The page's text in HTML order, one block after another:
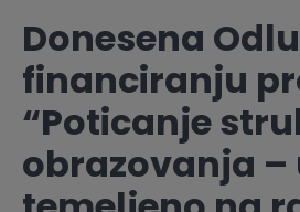
Donesena
financiranju
“Poticanje
obrazovanja –